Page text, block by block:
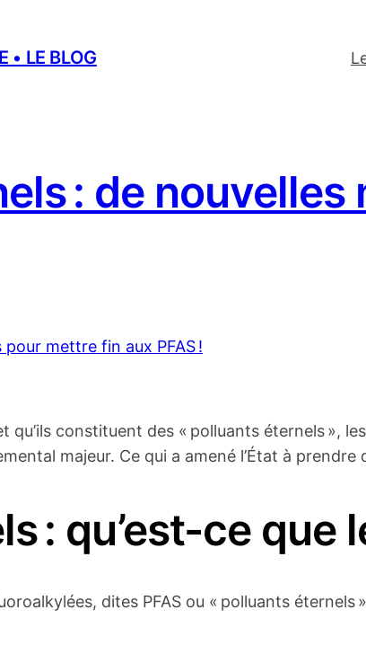
• LE BLOG
: de
qu’ils constituent des « polluants éternels »,
majeur. Ce qui a amené l’État à prendre
: qu’est-ce que
dites PFAS ou « polluants